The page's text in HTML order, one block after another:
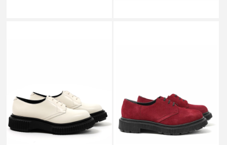
SILENCE RUBBER SOLE
IVORY
￥79,200
↓
￥39,600
INJECTED RUBBER SOLE
SUEDE BURGUNDY
￥73,700
↓
￥36,850